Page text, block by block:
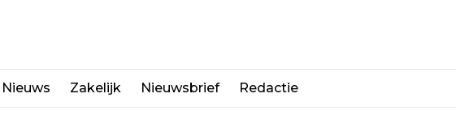
Nieuws Zakelijk Nieuwsbrief Redactie